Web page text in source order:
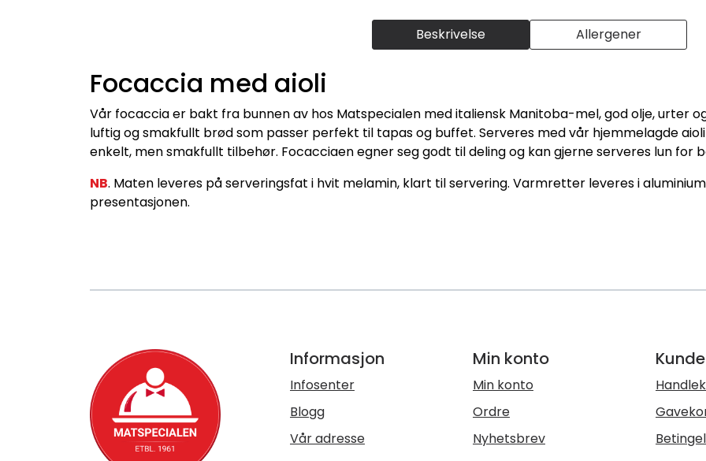
Beskrivelse Allergener
Focaccia med aioli
Vår focaccia er bakt fra bunnen av hos Matspecialen med italiensk Manitoba-mel, god olje, urter
luftig og smakfullt brød som passer perfekt til tapas og buffet. Serveres med vår hjemmelagde
enkelt, men smakfullt tilbehør. Focacciaen egner seg godt til deling og kan gjerne serveres lun for
NB. Maten leveres på serveringsfat i hvit melamin, klart til servering. Varmretter leveres i
presentasjonen.
Informasjon
Infosenter
Blogg
Vår adresse
Min konto
Min konto
Ordre
Nyhetsbrev